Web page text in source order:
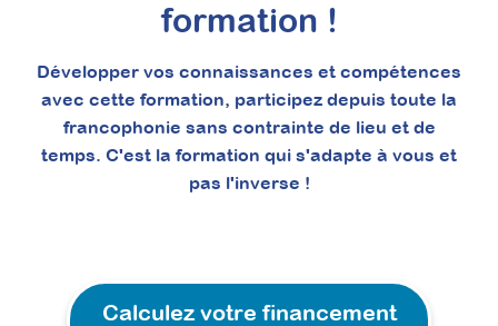
Elle prépare à la certification RS7295
enregistrée à France Compétences.
Prochaine session 14/09/2026
Durée 18h réparties sur 4 semaines
formation !
Développer vos connaissances et compétences
avec cette formation, participez depuis toute la
francophonie sans contrainte de lieu et de
temps. C'est la formation qui s'adapte à vous et
pas l'inverse !
Calculez votre financement